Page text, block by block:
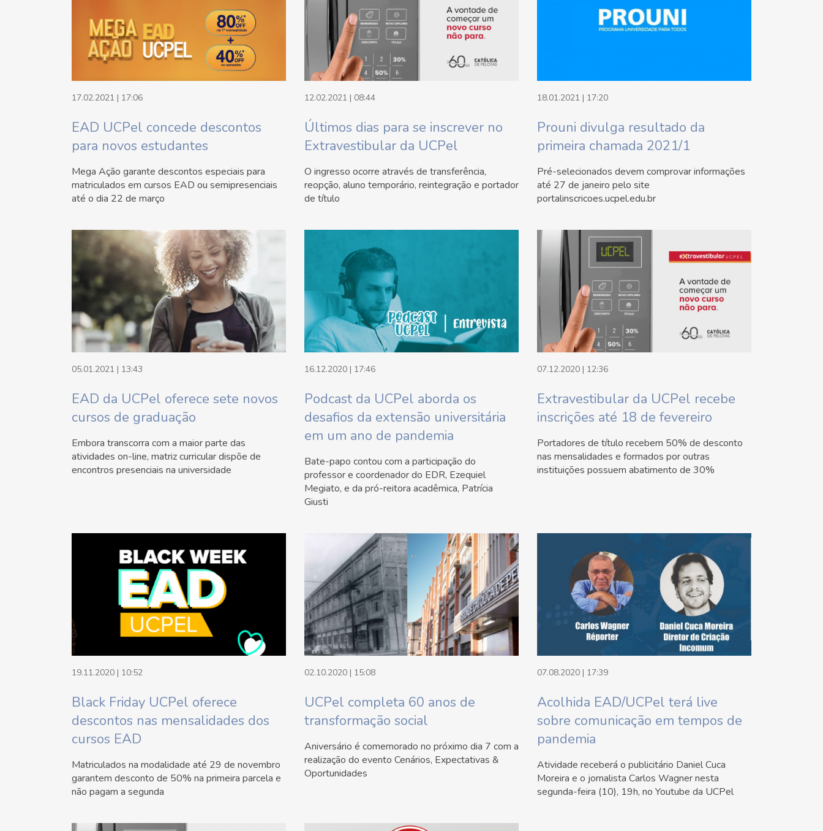
17.02.2021 | 17:06
EAD UCPel concede descontos
para novos estudantes
Mega Ação garante descontos especiais para
matriculados em cursos EAD ou semipresenciais
até o dia 22 de março
12.02.2021 | 08:44
Últimos dias para se inscrever no
Extravestibular da UCPel
O ingresso ocorre através de transferência,
reopção, aluno temporário, reintegração e portador
de título
18.01.2021 | 17:20
Prouni divulga resultado da
primeira chamada 2021/1
Pré-selecionados devem comprovar informações
até 27 de janeiro pelo site
portalinscricoes.ucpel.edu.br
05.01.2021 | 13:43
EAD da UCPel oferece sete novos
cursos de graduação
Embora transcorra com a maior parte das
atividades on-line, matriz curricular dispõe de
encontros presenciais na universidade
16.12.2020 | 17:46
Podcast da UCPel aborda os
desafios da extensão universitária
em um ano de pandemia
Bate-papo contou com a participação do
professor e coordenador do EDR, Ezequiel
Megiato, e da pró-reitora acadêmica, Patrícia
Giusti
07.12.2020 | 12:36
Extravestibular da UCPel recebe
inscrições até 18 de fevereiro
Portadores de título recebem 50% de desconto
nas mensalidades e formados por outras
instituições possuem abatimento de 30%
19.11.2020 | 10:52
Black Friday UCPel oferece
descontos nas mensalidades dos
cursos EAD
Matriculados na modalidade até 29 de novembro
garantem desconto de 50% na primeira parcela e
não pagam a segunda
02.10.2020 | 15:08
UCPel completa 60 anos de
transformação social
Aniversário é comemorado no próximo dia 7 com a
realização do evento Cenários, Expectativas &
Oportunidades
07.08.2020 | 17:39
Acolhida EAD/UCPel terá live
sobre comunicação em tempos de
pandemia
Atividade receberá o publicitário Daniel Cuca
Moreira e o jornalista Carlos Wagner nesta
segunda-feira (10), 19h, no Youtube da UCPel